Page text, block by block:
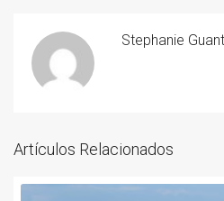
Stephanie
Artículos Relacionados